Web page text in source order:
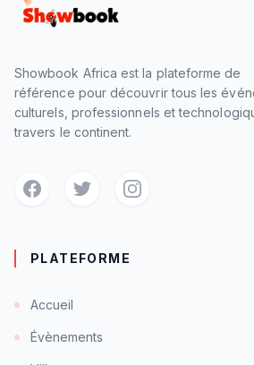
Showbook Africa est la plateforme de
référence pour découvrir tous les
culturels, professionnels et
travers le continent.
PLATEFORME
Accueil
Évènements